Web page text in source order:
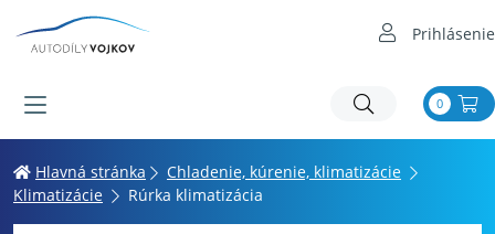
Prihlásenie
0
Hlavná stránka
Chladenie, kúrenie, klimatizácie
Klimatizácie
Rúrka klimatizácia